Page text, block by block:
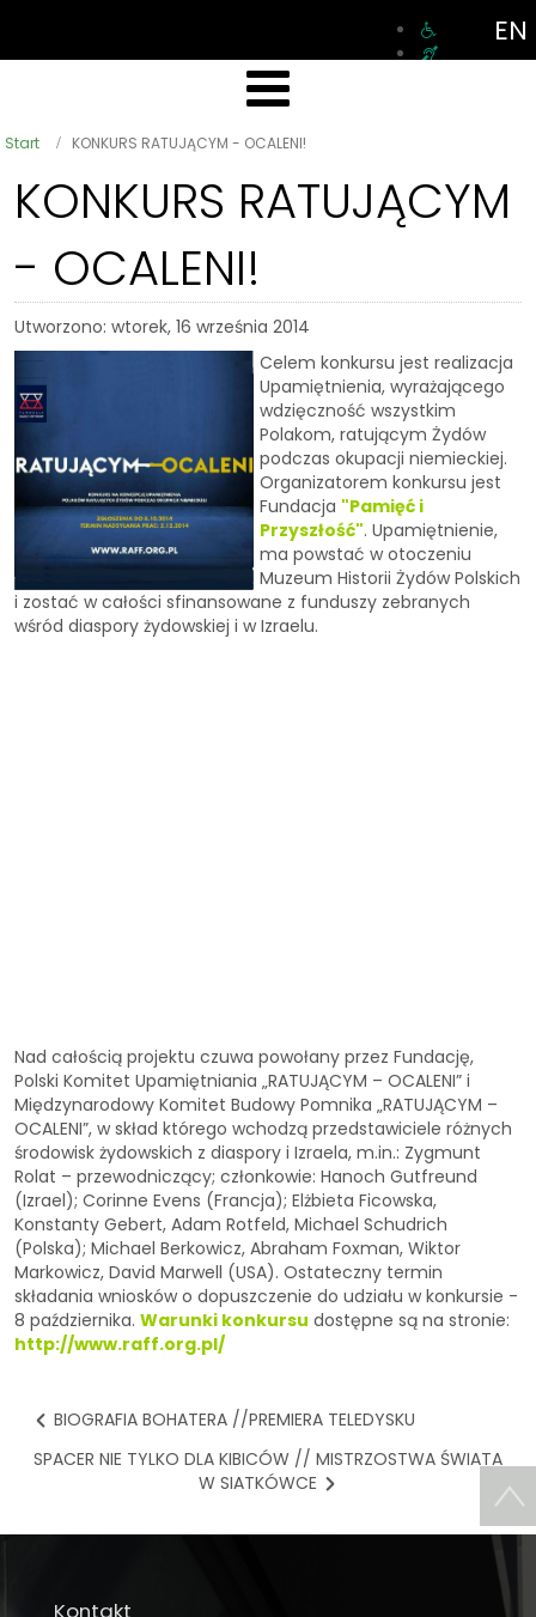
EN
Start KONKURS RATUJĄCYM - OCALENI!
KONKURS RATUJĄCYM
- OCALENI!
Utworzono: wtorek, 16 września 2014
Celem konkursu jest realizacja
Upamiętnienia, wyrażającego
wdzięczność wszystkim
Polakom, ratującym Żydów
podczas okupacji niemieckiej.
Organizatorem konkursu jest
Fundacja "Pamięć i
Przyszłość". Upamiętnienie,
ma powstać w otoczeniu
Muzeum Historii Żydów Polskich
i zostać w całości sfinansowane z funduszy zebranych
wśród diaspory żydowskiej i w Izraelu.
Nad całością projektu czuwa powołany przez Fundację,
Polski Komitet Upamiętniania „RATUJĄCYM – OCALENI” i
Międzynarodowy Komitet Budowy Pomnika „RATUJĄCYM –
OCALENI”, w skład którego wchodzą przedstawiciele różnych
środowisk żydowskich z diaspory i Izraela, m.in.: Zygmunt
Rolat – przewodniczący; członkowie: Hanoch Gutfreund
(Izrael); Corinne Evens (Francja); Elżbieta Ficowska,
Konstanty Gebert, Adam Rotfeld, Michael Schudrich
(Polska); Michael Berkowicz, Abraham Foxman, Wiktor
Markowicz, David Marwell (USA). Ostateczny termin
składania wniosków o dopuszczenie do udziału w konkursie -
8 października. Warunki konkursu dostępne są na stronie:
http://www.raff.org.pl/
BIOGRAFIA BOHATERA //PREMIERA TELEDYSKU
SPACER NIE TYLKO DLA KIBICÓW // MISTRZOSTWA ŚWIATA
W SIATKÓWCE
Kontakt